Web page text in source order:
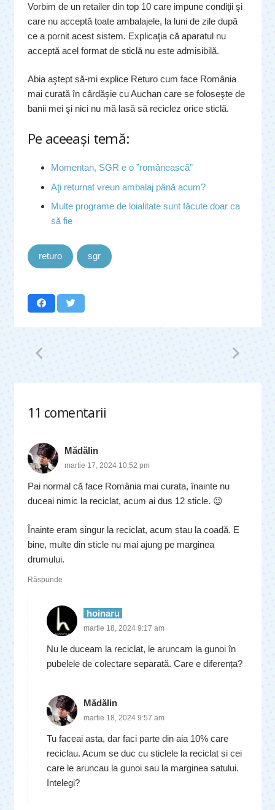
Vorbim de un retailer din top 10 care impune condiţii şi
care nu acceptă toate ambalajele, la luni de zile după
ce a pornit acest sistem. Explicaţia că aparatul nu
acceptă acel format de sticlă nu este admisibilă.
Abia aştept să-mi explice Returo cum face România
mai curată în cârdăşie cu Auchan care se foloseşte de
banii mei şi nici nu mă lasă să reciclez orice sticlă.
Pe aceeaşi temă:
Momentan, SGR e o ”românească”
Aţi returnat vreun ambalaj până acum?
Multe programe de loialitate sunt făcute doar ca
să fie
returo sgr
11 comentarii
.
Mădălin
martie 17, 2024 10:52 pm
Pai normal că face România mai curata, înainte nu
duceai nimic la reciclat, acum ai dus 12 sticle. 😉
Înainte eram singur la reciclat, acum stau la coadă. E
bine, multe din sticle nu mai ajung pe marginea
drumului.
Răspunde
hoinaru
martie 18, 2024 9:17 am
Nu le duceam la reciclat, le aruncam la gunoi în
pubelele de colectare separată. Care e diferența?
Mădălin
martie 18, 2024 9:57 am
Tu faceai asta, dar faci parte din aia 10% care
reciclau. Acum se duc cu sticlele la reciclat si cei
care le aruncau la gunoi sau la marginea satului.
Intelegi?